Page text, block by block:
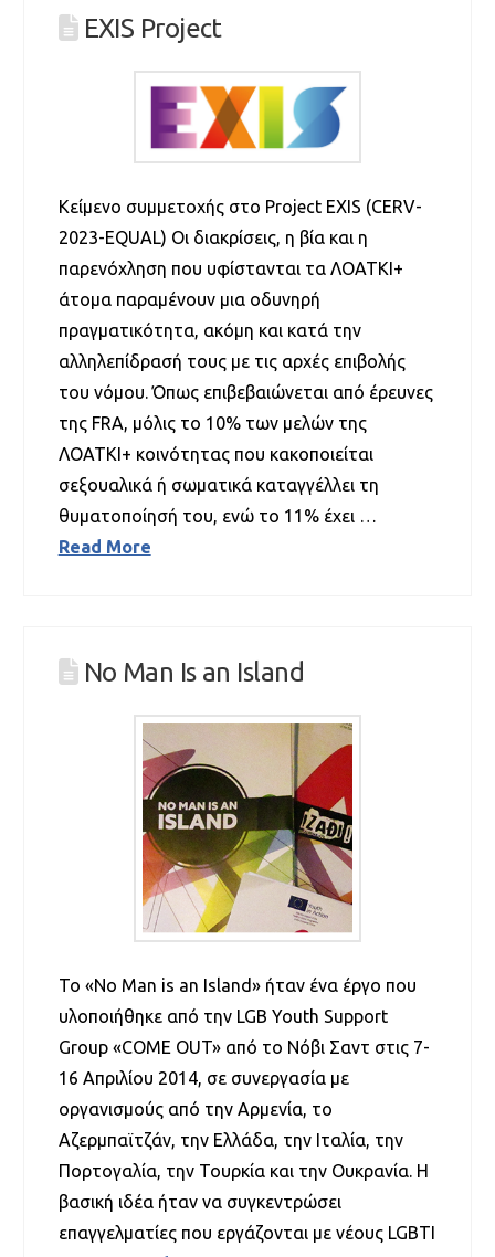
EXIS Project
Κείμενο συμμετοχής στο Project EXIS (CERV-
2023-EQUAL) Οι διακρίσεις, η βία και η
παρενόχληση που υφίστανται τα ΛΟΑΤΚΙ+
άτομα παραμένουν μια οδυνηρή
πραγματικότητα, ακόμη και κατά την
αλληλεπίδρασή τους με τις αρχές επιβολής
του νόμου. Όπως επιβεβαιώνεται από έρευνες
της FRA, μόλις το 10% των μελών της
ΛΟΑΤΚΙ+ κοινότητας που κακοποιείται
σεξουαλικά ή σωματικά καταγγέλλει τη
θυματοποίησή του, ενώ το 11% έχει …
Read More
No Man Is an Island
Το «No Man is an Island» ήταν ένα έργο που
υλοποιήθηκε από την LGB Youth Support
Group «COME OUT» από το Νόβι Σαντ στις 7-
16 Απριλίου 2014, σε συνεργασία με
οργανισμούς από την Αρμενία, το
Αζερμπαϊτζάν, την Ελλάδα, την Ιταλία, την
Πορτογαλία, την Τουρκία και την Ουκρανία. Η
βασική ιδέα ήταν να συγκεντρώσει
επαγγελματίες που εργάζονται με νέους LGBTI